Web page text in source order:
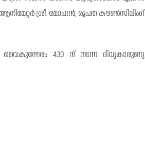
ശ്രീ. മോഹൻ, രൂപത കൗൺസിലിംഗ്
4.30 ന് നടന്ന ദിവ്യകാരുണ്യ